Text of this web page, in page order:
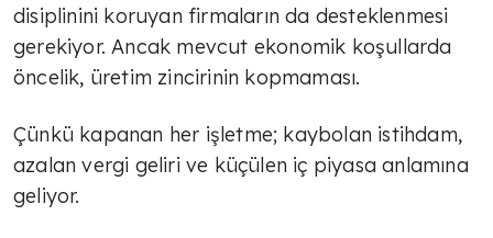
disiplinini koruyan firmaların da desteklenmesi
gerekiyor. Ancak mevcut ekonomik koşullarda
öncelik, üretim zincirinin kopmaması.
Çünkü kapanan her işletme; kaybolan istihdam,
azalan vergi geliri ve küçülen iç piyasa anlamına
geliyor.
TÜLİN YALMAN